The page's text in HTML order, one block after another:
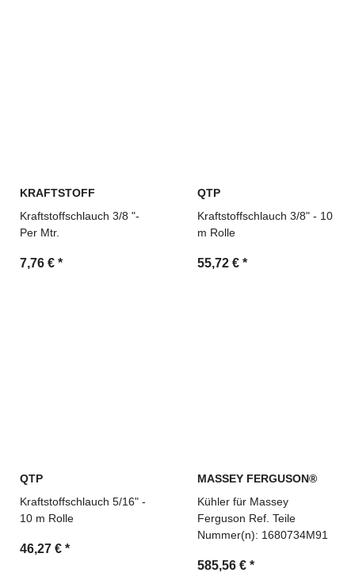
KRAFTSTOFF
Kraftstoffschlauch 3/8 "-
Per Mtr.
7,76 € *
QTP
Kraftstoffschlauch 3/8" - 10
m Rolle
55,72 € *
QTP
Kraftstoffschlauch 5/16" -
10 m Rolle
46,27 € *
MASSEY FERGUSON®
Kühler für Massey
Ferguson Ref. Teile
Nummer(n): 1680734M91
585,56 € *